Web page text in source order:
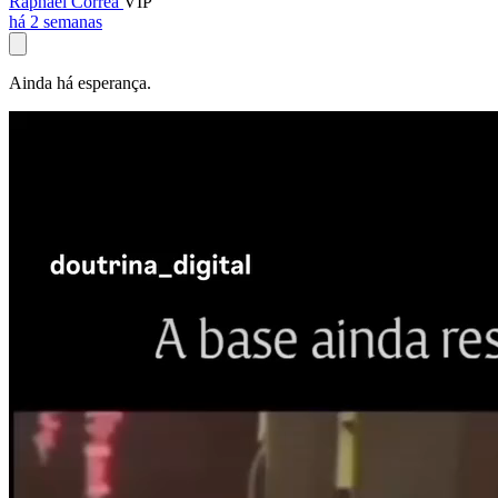
há 2 semanas
Ainda há esperança.